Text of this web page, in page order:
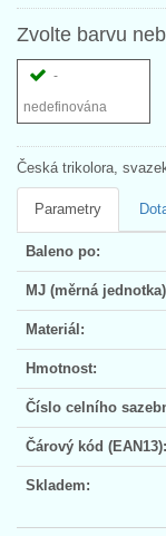
Zvolte barvu
-
nedefinována
Česká trikolora,
Parametry
Baleno po:
MJ (měrná
Materiál:
Hmotnost:
Číslo celního
Čárový kód (EAN13):
Skladem: